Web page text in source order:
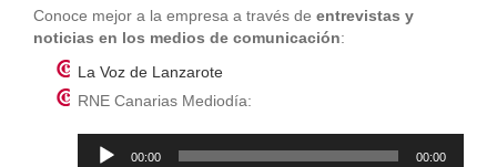
Conoce mejor a la empresa a través de entrevistas y
noticias en los medios de comunicación:
La Voz de Lanzarote
RNE Canarias Mediodía:
Reproductor
00:00 00:00